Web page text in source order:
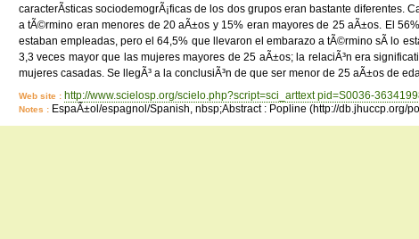
caracterÃ­sticas sociodemogrÃ¡ficas de los dos grupos eran bastante diferentes.
a tÃ©rmino eran menores de 20 aÃ±os y 15% eran mayores de 25 aÃ±os. El
estaban empleadas, pero el 64,5% que llevaron el embarazo a tÃ©rmino sÃ­ lo
3,3 veces mayor que las mujeres mayores de 25 aÃ±os; la relaciÃ³n era
mujeres casadas. Se llegÃ³ a la conclusiÃ³n de que ser menor de 25 aÃ±os de
Web site : http://www.scielosp.org/scielo.php?script=sci_arttext pid=S0036-
Notes : EspaÃ±ol/espagnol/Spanish, nbsp;Abstract : Popline (http://db.jhuccp.org/